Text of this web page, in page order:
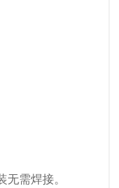
无需焊接。